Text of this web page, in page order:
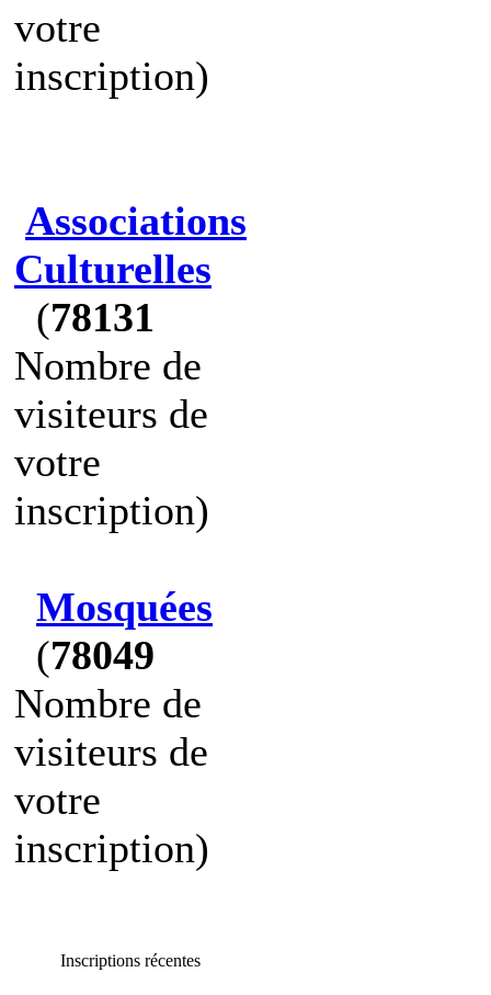
votre
inscription)
Associations
Culturelles
(78131
Nombre de
visiteurs de
votre
inscription)
Mosquées
(78049
Nombre de
visiteurs de
votre
inscription)
Inscriptions récentes